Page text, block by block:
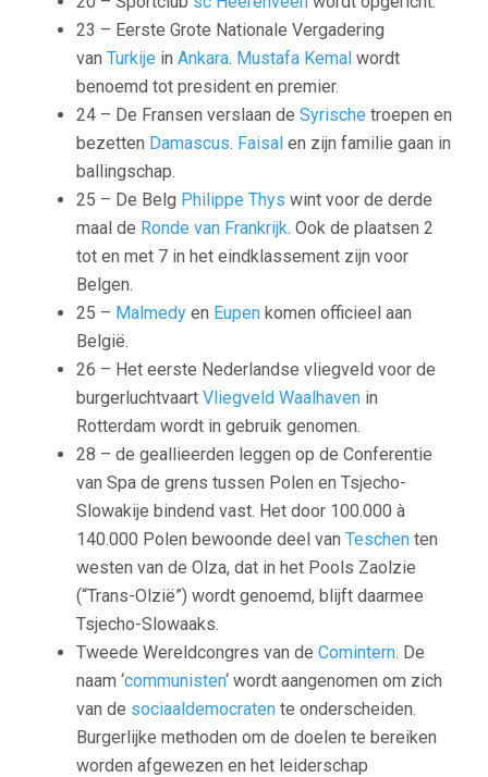
23 – Eerste Grote Nationale Vergadering
van Turkije in Ankara. Mustafa Kemal wordt
benoemd tot president en premier.
24 – De Fransen verslaan de Syrische troepen en
bezetten Damascus. Faisal en zijn familie gaan in
ballingschap.
25 – De Belg Philippe Thys wint voor de derde
maal de Ronde van Frankrijk. Ook de plaatsen 2
tot en met 7 in het eindklassement zijn voor
Belgen.
25 – Malmedy en Eupen komen officieel aan
België.
26 – Het eerste Nederlandse vliegveld voor de
burgerluchtvaart Vliegveld Waalhaven in
Rotterdam wordt in gebruik genomen.
28 – de geallieerden leggen op de Conferentie
van Spa de grens tussen Polen en Tsjecho-
Slowakije bindend vast. Het door 100.000 à
140.000 Polen bewoonde deel van Teschen ten
westen van de Olza, dat in het Pools Zaolzie
(“Trans-Olzië”) wordt genoemd, blijft daarmee
Tsjecho-Slowaaks.
Tweede Wereldcongres van de Comintern. De
naam ‘communisten‘ wordt aangenomen om zich
van de sociaaldemocraten te onderscheiden.
Burgerlijke methoden om de doelen te bereiken
worden afgewezen en het leiderschap